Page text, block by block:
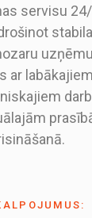
servisu
ar